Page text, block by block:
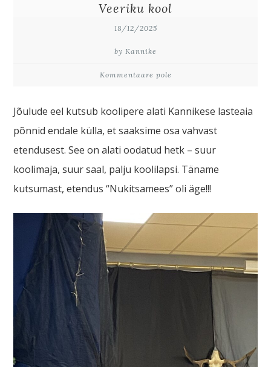
Veeriku kool
18/12/2025
by Kannike
Kommentaare pole
Jõulude eel kutsub koolipere alati Kannikese lasteaia
põnnid endale külla, et saaksime osa vahvast
etendusest. See on alati oodatud hetk – suur
koolimaja, suur saal, palju koolilapsi. Täname
kutsumast, etendus “Nukitsamees” oli äge!!!